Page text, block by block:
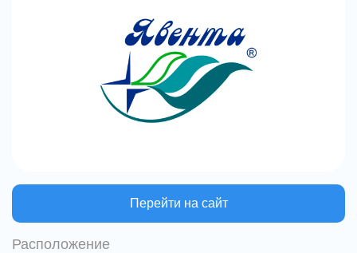
Перейти на сайт
Расположение